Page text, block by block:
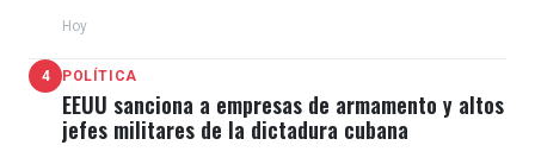
Hoy
4 POLÍTICA
EEUU sanciona a empresas de armamento y altos
jefes militares de la dictadura cubana